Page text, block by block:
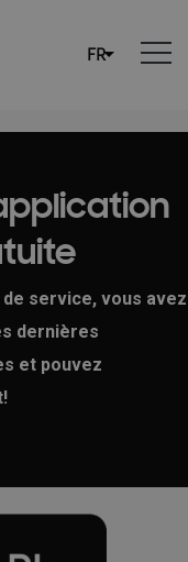
service, vous avez
dernières
et pouvez